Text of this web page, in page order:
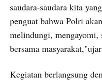
saudara-saudara kita
penguat bahwa Polri
melindungi, mengayomi,
bersama
Kegiatan berlangsung